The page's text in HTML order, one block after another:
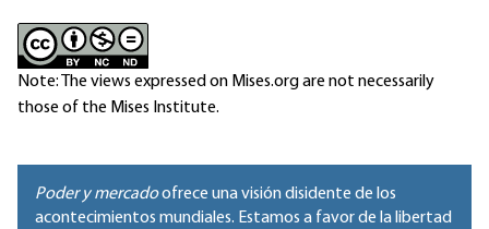
Note: The views expressed on Mises.org are not necessarily
those of the Mises Institute.
Poder y mercadoofrece una visión disidente de los
acontecimientos mundiales. Estamos a favor de la libertad